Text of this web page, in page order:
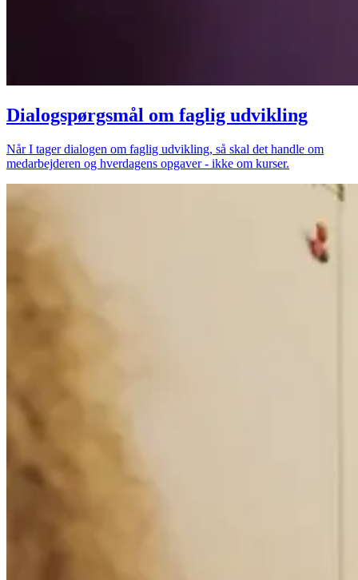
Dialogspørgsmål om faglig udvikling
Når I tager dialogen om faglig udvikling, så skal det handle om
medarbejderen og hverdagens opgaver - ikke om kurser.